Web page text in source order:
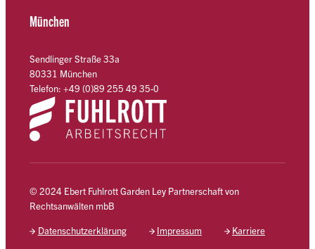
München
Sendlinger Straße 33a
80331 München
Telefon: +49 (0)89 255 49 35-0
© 2024 Ebert Fuhlrott Garden Ley Partnerschaft von
Rechtsanwälten mbB
Datenschutzerklärung Impressum Karriere